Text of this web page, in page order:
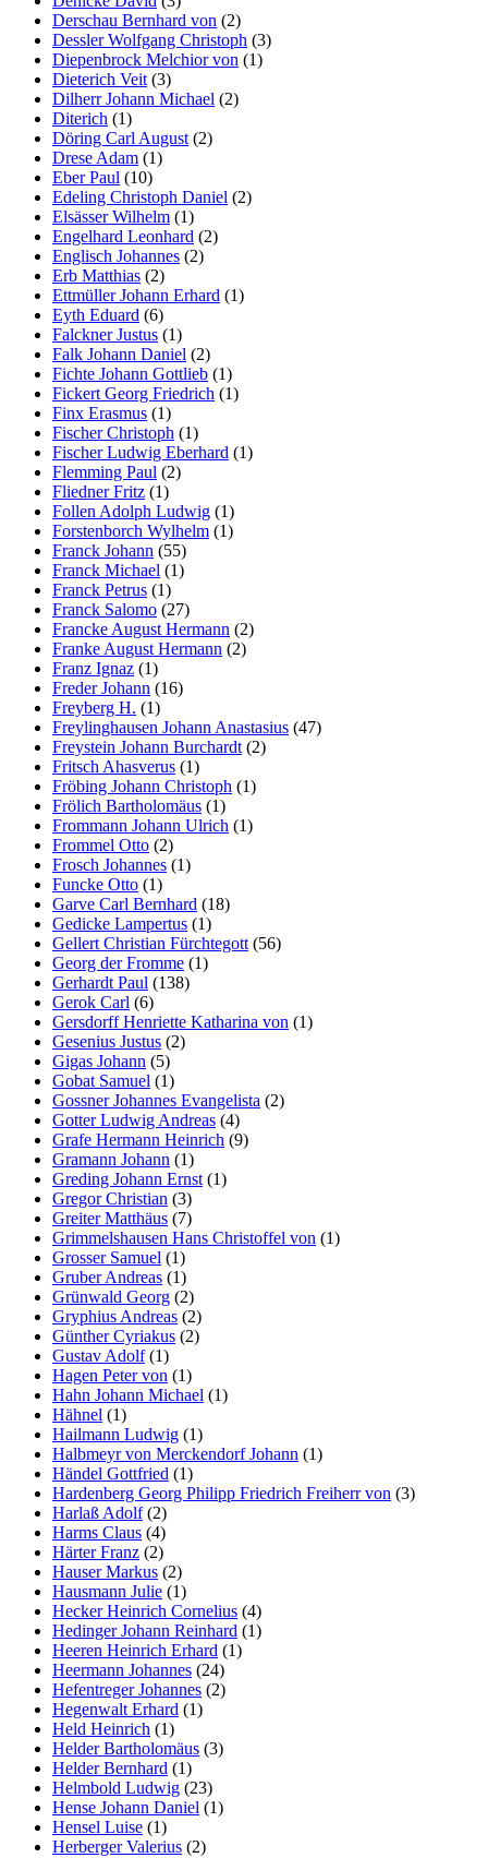
Derschau Bernhard von (2)
Dessler Wolfgang Christoph (3)
Diepenbrock Melchior von (1)
Dieterich Veit (3)
Dilherr Johann Michael (2)
Diterich (1)
Döring Carl August (2)
Drese Adam (1)
Eber Paul (10)
Edeling Christoph Daniel (2)
Elsässer Wilhelm (1)
Engelhard Leonhard (2)
Englisch Johannes (2)
Erb Matthias (2)
Ettmüller Johann Erhard (1)
Eyth Eduard (6)
Falckner Justus (1)
Falk Johann Daniel (2)
Fichte Johann Gottlieb (1)
Fickert Georg Friedrich (1)
Finx Erasmus (1)
Fischer Christoph (1)
Fischer Ludwig Eberhard (1)
Flemming Paul (2)
Fliedner Fritz (1)
Follen Adolph Ludwig (1)
Forstenborch Wylhelm (1)
Franck Johann (55)
Franck Michael (1)
Franck Petrus (1)
Franck Salomo (27)
Francke August Hermann (2)
Franke August Hermann (2)
Franz Ignaz (1)
Freder Johann (16)
Freyberg H. (1)
Freylinghausen Johann Anastasius (47)
Freystein Johann Burchardt (2)
Fritsch Ahasverus (1)
Fröbing Johann Christoph (1)
Frölich Bartholomäus (1)
Frommann Johann Ulrich (1)
Frommel Otto (2)
Frosch Johannes (1)
Funcke Otto (1)
Garve Carl Bernhard (18)
Gedicke Lampertus (1)
Gellert Christian Fürchtegott (56)
Georg der Fromme (1)
Gerhardt Paul (138)
Gerok Carl (6)
Gersdorff Henriette Katharina von (1)
Gesenius Justus (2)
Gigas Johann (5)
Gobat Samuel (1)
Gossner Johannes Evangelista (2)
Gotter Ludwig Andreas (4)
Grafe Hermann Heinrich (9)
Gramann Johann (1)
Greding Johann Ernst (1)
Gregor Christian (3)
Greiter Matthäus (7)
Grimmelshausen Hans Christoffel von (1)
Grosser Samuel (1)
Gruber Andreas (1)
Grünwald Georg (2)
Gryphius Andreas (2)
Günther Cyriakus (2)
Gustav Adolf(1)
Hagen Peter von (1)
Hahn Johann Michael (1)
Hähnel (1)
Hailmann Ludwig (1)
Halbmeyr von Merckendorf Johann (1)
Händel Gottfried (1)
Hardenberg Georg Philipp Friedrich Freiherr von (3)
Harlaß Adolf(2)
Harms Claus (4)
Härter Franz (2)
Hauser Markus (2)
Hausmann Julie (1)
Hecker Heinrich Cornelius (4)
Hedinger Johann Reinhard (1)
Heeren Heinrich Erhard (1)
Heermann Johannes (24)
Hefentreger Johannes (2)
Hegenwalt Erhard (1)
Held Heinrich (1)
Helder Bartholomäus (3)
Helder Bernhard (1)
Helmbold Ludwig (23)
Hense Johann Daniel (1)
Hensel Luise (1)
Herberger Valerius (2)